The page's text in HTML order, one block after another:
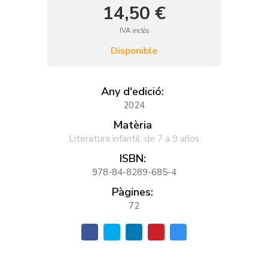
14,50 €
IVA inclós
Disponible
Any d'edició:
2024
Matèria
Literatura infantil: de 7 a 9 años
ISBN:
978-84-8289-685-4
Pàgines:
72